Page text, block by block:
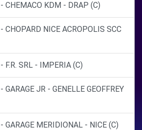
CHEMACO KDM - DRAP (C)
NICE ACROPOLIS SCC
SRL - IMPERIA (C)
JR - GENELLE GEOFFREY
MERIDIONAL - NICE (C)